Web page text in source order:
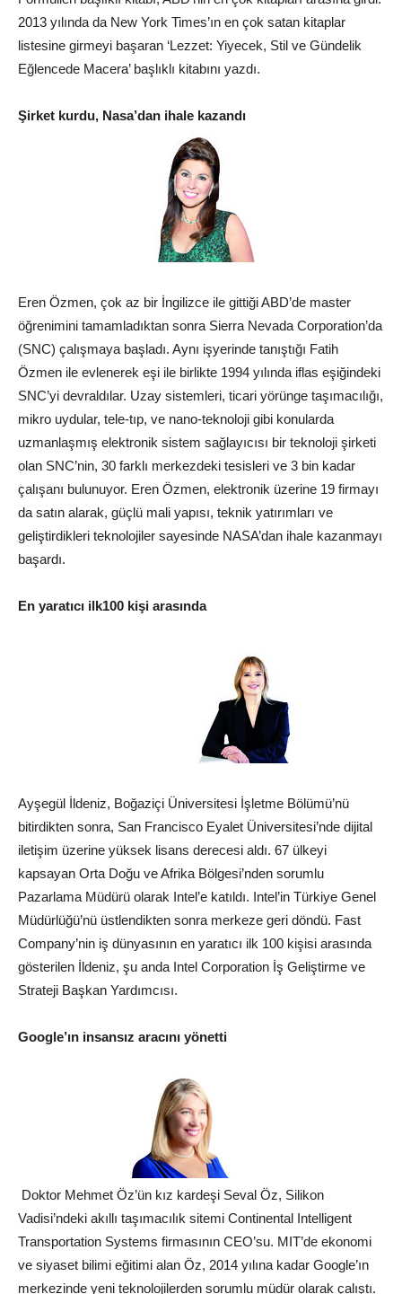
2013 yılında da New York Times’ın en çok satan kitaplar
listesine girmeyi başaran ‘Lezzet: Yiyecek, Stil ve Gündelik
Eğlencede Macera’ başlıklı kitabını yazdı.
Şirket kurdu, Nasa’dan ihale kazandı
Eren Özmen, çok az bir İngilizce ile gittiği ABD’de master
öğrenimini tamamladıktan sonra Sierra Nevada Corporation’da
(SNC) çalışmaya başladı. Aynı işyerinde tanıştığı Fatih
Özmen ile evlenerek eşi ile birlikte 1994 yılında iflas eşiğindeki
SNC’yi devraldılar. Uzay sistemleri, ticari yörünge taşımacılığı,
mikro uydular, tele-tıp, ve nano-teknoloji gibi konularda
uzmanlaşmış elektronik sistem sağlayıcısı bir teknoloji şirketi
olan SNC’nin, 30 farklı merkezdeki tesisleri ve 3 bin kadar
çalışanı bulunuyor. Eren Özmen, elektronik üzerine 19 firmayı
da satın alarak, güçlü mali yapısı, teknik yatırımları ve
geliştirdikleri teknolojiler sayesinde NASA’dan ihale kazanmayı
başardı.
En yaratıcı ilk100 kişi arasında
Ayşegül İldeniz, Boğaziçi Üniversitesi İşletme Bölümü’nü
bitirdikten sonra, San Francisco Eyalet Üniversitesi’nde dijital
iletişim üzerine yüksek lisans derecesi aldı. 67 ülkeyi
kapsayan Orta Doğu ve Afrika Bölgesi’nden sorumlu
Pazarlama Müdürü olarak Intel’e katıldı. Intel’in Türkiye Genel
Müdürlüğü’nü üstlendikten sonra merkeze geri döndü. Fast
Company’nin iş dünyasının en yaratıcı ilk 100 kişisi arasında
gösterilen İldeniz, şu anda Intel Corporation İş Geliştirme ve
Strateji Başkan Yardımcısı.
Google’ın insansız aracını yönetti
Doktor Mehmet Öz’ün kız kardeşi Seval Öz, Silikon
Vadisi’ndeki akıllı taşımacılık sitemi Continental Intelligent
Transportation Systems firmasının CEO’su. MIT’de ekonomi
ve siyaset bilimi eğitimi alan Öz, 2014 yılına kadar Google’ın
merkezinde yeni teknolojilerden sorumlu müdür olarak çalıştı.